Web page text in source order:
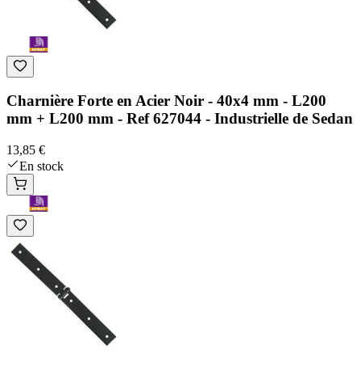
Charnière Forte en Acier Noir - 40x4 mm - L200
mm + L200 mm - Ref 627044 - Industrielle de Sedan
13,85 €
En stock